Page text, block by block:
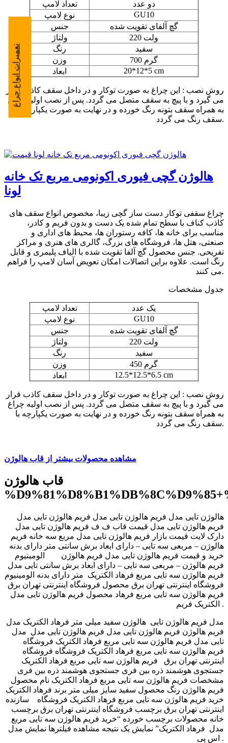
تعداد لامپ
دو عدد
نوع لامپ
GU10
جنس
گچ آلفای تقویت شده
ولتاژ
220 ولت
رنگ
سفید
وزن
700 گرم
ابعاد
20*12*5 cm
روش نصب : این چراغ به صورت توکار و در داخل سقف کاذب قرار
می گیرد و با پیچ به سقف متصل می گردد. پس از نصب اولیه چراغ
به همراه سقف بتونه رنگ خورده و در نهایت به صورت یکپارچه با
سقف رنگ می گردد.
هالوژن گچی فیوری اکونومی مربع تک خانه
لونا
چراغ سقفی توکار دست ساز گچی زیبا، مخصوص انواع سقف های
کاذب کناف با سطح تمام شده یک دست و بدون فریم و کادر،
مناسب برای خانه ها، کافه رستوران ها، محیط های اداری و
صنعتی، هتل ها، فروشگاه های بزرگ، گالری های هنری و مراکز
تفریحی. جنس محصول گچ آلفا تقویت شده با الیاف پلیمری و قابل
رنگ است. علاوه براین اتصالات امکان تعویض آسان لامپ را فراهم
می کنند.
جدول مشخصات
تعداد لامپ
یک عدد
نوع لامپ
GU10
جنس
گچ آلفای تقویت شده
ولتاژ
220 ولت
رنگ
سفید
وزن
450 گرم
ابعاد
12.5*12.5*6.5 cm
روش نصب : این چراغ به صورت توکار و در داخل سقف کاذب قرار
می گیرد و با پیچ به سقف متصل می گردد. پس از نصب اولیه چراغ
به همراه سقف بتونه رنگ خورده و در نهایت به صورت یکپارچه با
سقف رنگ می گردد.
مشاهده محصولات بیشتر از قاب هالوژن
قاب هالوژن
هالوژن تایی مدل فریم هالوژن تایی مدل فریم هالوژن تایی مدل
فریم هالوژن تایی مدل قیمت قاب ف ف ‫فریم هالوژن تایی مدل ‬‎
دارک لایت قیمت بازار فریم هالوژن تایی مدل مربع سه خانه فریم
هالوژن – مربعی سه تایی – دارای ابعاد برش سانتی متر دارای بدنه
الومینیوم ‎ ‎ خرید و قیمت فریم هالوژن تایی مدل ‫فریم هالوژن
تایی مدل ‬‎ فریم هالوژن – مربعی سه تایی – دارای ابعاد برش سانتی
متر دارای بدنه الومینیوم ‎ فریم هالوژن سه تایی مربع فرهاد الکتریک
فروشگاه اینترنتی تهران برق محصول فروشگاه اینترنتی تهران برق
محصول ‫فریم هالوژن تایی مدل ‬‎ فریم هالوژن سه تایی مربع فرهاد
الکتریک فریم .
هالوژن سفید میلی متر فرهاد الکتریک مدل ‎ مدل ‫فریم هالوژن تایی
مدل ‬‎ فریم هالوژن تایی مدل ‫فریم هالوژن تایی مدل ‬‎ فریم هالوژن
تایی مدل ‫فریم هالوژن سه تایی مربع فرهاد الکتریک فروشگاه ‬‎
فریم هالوژن سه تایی مربع فرهاد الکتریک فروشگاه فروشگاه
اینترنتی تهران برق فریم هالوژن سه تایی مربع فرهاد الکتریک
جستجوی هوشمند ذره بین فری جستجوی هوشمند ذره بین فری
مشخصات فریم هالوژن سه تایی مربع فرهاد الکتریک نام محصول
فریم هالوژن رنگ محصول سفید سایز میلی متر برند فرهاد الکتریک
سازنده ‎ خرید فریم هالوژن سه تایی مربع فرهاد الکتریک فروشگاه
اینترنتی تهران برق برچسب فروشگاه اینترنتی تهران برق برچسب
خانه محصولات برچسب خورده “خرید فریم هالوژن سه تایی مربع
فرهاد الکتریک” نمایش یک نتیجه مشاهده فیلترها نمایش مدل ‎ مدل
اس پی .
تعمیرات انواع چراغ